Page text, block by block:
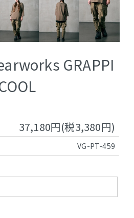
GRAPPI
37,180円(税3,380円)
VG-PT-459